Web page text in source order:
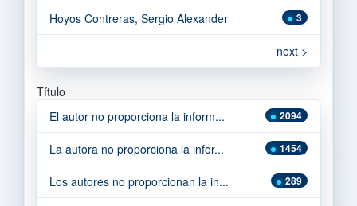
3
Hoyos Contreras, Sergio Alexander
next >
Título
2094
El autor no proporciona la inform...
1454
La autora no proporciona la infor...
289
Los autores no proporcionan la in...